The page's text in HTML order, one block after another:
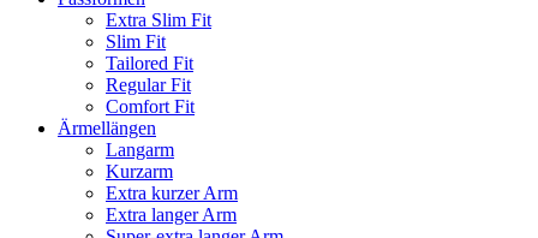
Extra Slim Fit
Slim Fit
Tailored Fit
Regular Fit
Comfort Fit
Ärmellängen
Langarm
Kurzarm
Extra kurzer Arm
Extra langer Arm